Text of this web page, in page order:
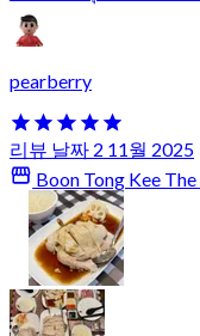
pearberry
리뷰 날짜 2 11월 2025
Boon Tong Kee